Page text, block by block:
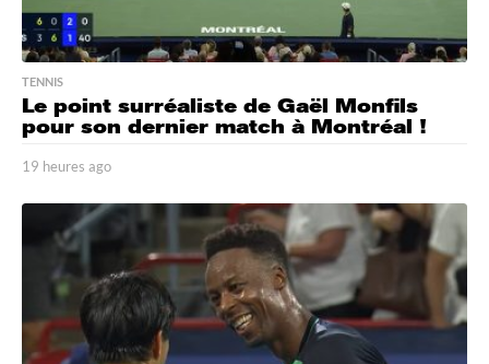
TENNIS
Le point surréaliste de Gaël Monfils
pour son dernier match à Montréal !
19 heures ago
h
r
e
s
a
g